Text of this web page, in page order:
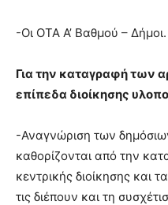
-Οι ΟΤΑ Α’ Βαθμού – Δήμοι.
Για την καταγραφή των
επίπεδα διοίκησης
-Αναγνώριση των
καθορίζονται από την
κεντρικής διοίκησης και
τις διέπουν και τη